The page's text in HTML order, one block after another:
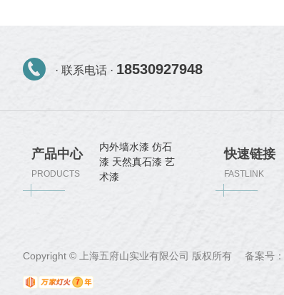
· 联系电话 · 18530927948
产品中心
PRODUCTS
内外墙水漆 仿石
漆 天然真石漆 艺
术漆
快速链接
FASTLINK
Copyright © 上海五府山实业有限公司 版权所有 备案号：